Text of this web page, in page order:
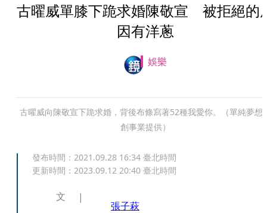
古曜威單膝下跪求婚陳敬宣 被拒絕的
因有洋蔥
娛樂
古曜威向陳敬宣下跪求婚，背後布條寫著52種我愛你。（單純夢想
創事業提供）
發布時間： 2021.09.28 16:34 臺北時間
更新時間： 2023.09.12 20:40 臺北時間
文
張子萩